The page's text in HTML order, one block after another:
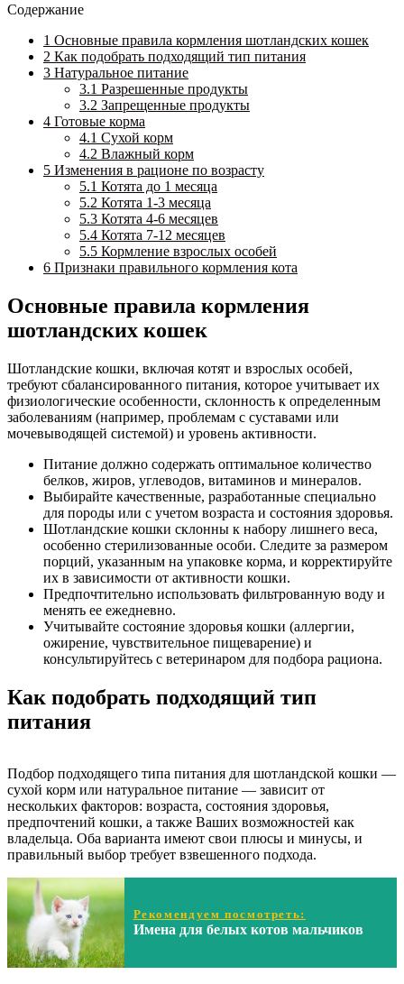
Содержание
1 Основные правила кормления шотландских кошек
2 Как подобрать подходящий тип питания
3 Натуральное питание
3.1 Разрешенные продукты
3.2 Запрещенные продукты
4 Готовые корма
4.1 Сухой корм
4.2 Влажный корм
5 Изменения в рационе по возрасту
5.1 Котята до 1 месяца
5.2 Котята 1-3 месяца
5.3 Котята 4-6 месяцев
5.4 Котята 7-12 месяцев
5.5 Кормление взрослых особей
6 Признаки правильного кормления кота
Основные правила кормления
шотландских кошек
Шотландские кошки, включая котят и взрослых особей,
требуют сбалансированного питания, которое учитывает их
физиологические особенности, склонность к определенным
заболеваниям (например, проблемам с суставами или
мочевыводящей системой) и уровень активности.
Питание должно содержать оптимальное количество
белков, жиров, углеводов, витаминов и минералов.
Выбирайте качественные, разработанные специально
для породы или с учетом возраста и состояния здоровья.
Шотландские кошки склонны к набору лишнего веса,
особенно стерилизованные особи. Следите за размером
порций, указанным на упаковке корма, и корректируйте
их в зависимости от активности кошки.
Предпочтительно использовать фильтрованную воду и
менять ее ежедневно.
Учитывайте состояние здоровья кошки (аллергии,
ожирение, чувствительное пищеварение) и
консультируйтесь с ветеринаром для подбора рациона.
Как подобрать подходящий тип
питания
Подбор подходящего типа питания для шотландской кошки —
сухой корм или натуральное питание — зависит от
нескольких факторов: возраста, состояния здоровья,
предпочтений кошки, а также Ваших возможностей как
владельца. Оба варианта имеют свои плюсы и минусы, и
правильный выбор требует взвешенного подхода.
Рекомендуем посмотреть:
Имена для белых котов мальчиков